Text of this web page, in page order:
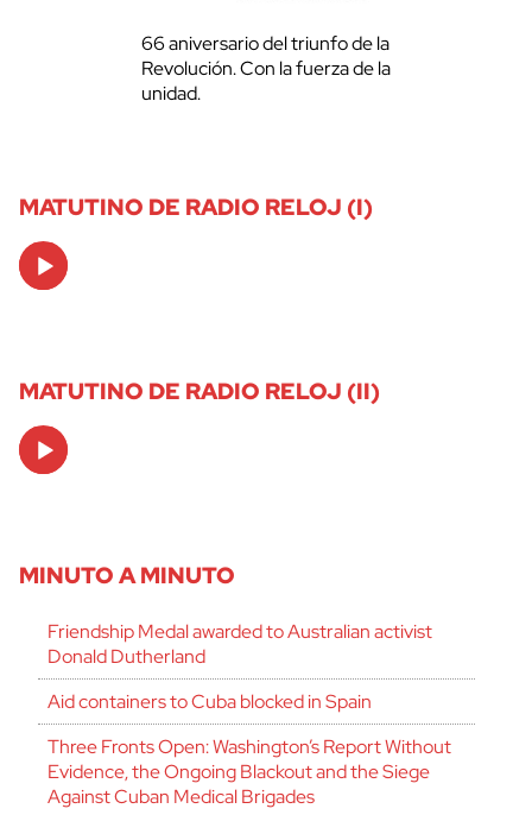
66 aniversario del triunfo de la
Revolución. Con la fuerza de la
unidad.
MATUTINO DE RADIO RELOJ (I)
Audio
Player
MATUTINO DE RADIO RELOJ (II)
Audio
Player
MINUTO A MINUTO
Friendship Medal awarded to Australian activist
Donald Dutherland
Aid containers to Cuba blocked in Spain
Three Fronts Open: Washington’s Report Without
Evidence, the Ongoing Blackout and the Siege
Against Cuban Medical Brigades